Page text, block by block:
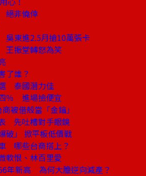
絕非僥倖
吳東進2.5月搶10萬張卡
振堂轉怒為笑
了誰？
泰國潛力佳
％ 進場撿便宜
被借殼當「金鑰」
先吐槽對手眼鏡
破」 掀平板低價戰
哪些台商搭上？
恨、林百里愛
年新高 為何大膽逆向減產？